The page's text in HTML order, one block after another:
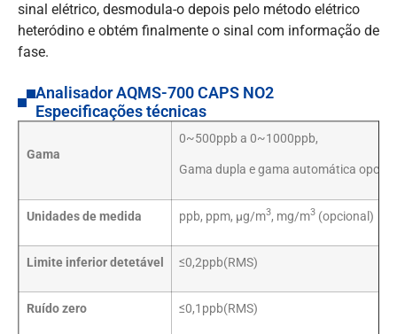
sinal elétrico, desmodula-o depois pelo método elétrico
heteródino e obtém finalmente o sinal com informação de
fase.
Analisador AQMS-700 CAPS NO2
Especificações técnicas
Gama
0~500ppb a 0~1000ppb,
Gama dupla e gama automática
Unidades de medida ppb, ppm, μg/m3, mg/m3 (opcional)
Limite inferior detetável ≤0,2ppb(RMS)
Ruído zero ≤0,1ppb(RMS)